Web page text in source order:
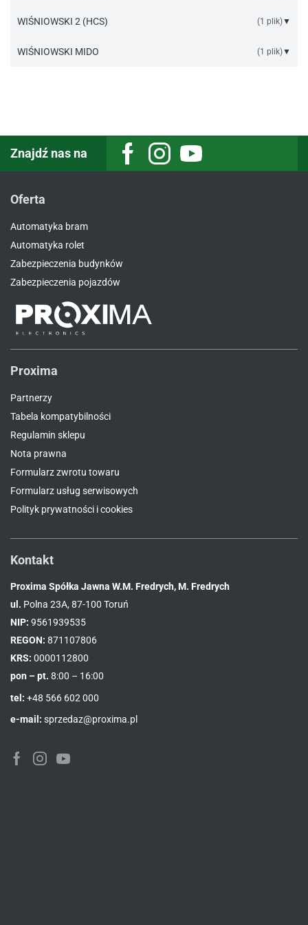
Instrukcja sterownik odbiornik LN_LT.pdf
WIŚNIOWSKI 2 (HCS) (1 plik)▼
Instrukcja sterownik odbiornik LN_LT.pdf
WIŚNIOWSKI MIDO (1 plik)▼
Znajdź nas na FacebookInstagramYoutube
Oferta
Automatyka bram
Automatyka rolet
Zabezpieczenia budynków
Zabezpieczenia pojazdów
Proxima
Partnerzy
Tabela kompatybilności
Regulamin sklepu
Nota prawna
Formularz zwrotu towaru
Formularz usług serwisowych
Polityk prywatności i cookies
Kontakt
Proxima Spółka Jawna W.M. Fredrych, M. Fredrych
ul. Polna 23A, 87-100 Toruń
NIP: 9561939535
REGON: 871107806
KRS: 0000112800
pon – pt. 8:00 – 16:00
tel: +48 566 602 000
e-mail: sprzedaz@proxima.pl
FacebookInstagramYoutube